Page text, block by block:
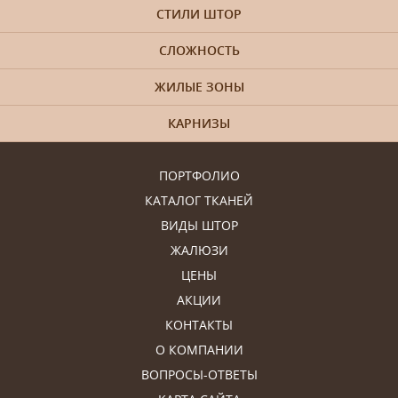
ПОРТФОЛИО
КАТАЛОГ ТКАНЕЙ
ВИДЫ ШТОР
ЖАЛЮЗИ
ЦЕНЫ
АКЦИИ
КОНТАКТЫ
О КОМПАНИИ
ВОПРОСЫ-ОТВЕТЫ
СТИЛИ ШТОР
СЛОЖНОСТЬ
ЖИЛЫЕ ЗОНЫ
КАРНИЗЫ